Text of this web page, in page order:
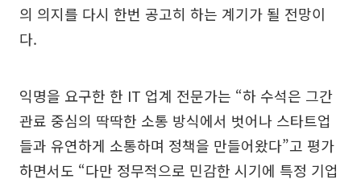
의 의지를 다시 한번 공고히 하는 계기가 될 전망이
다.
익명을 요구한 한 IT 업계 전문가는 “하 수석은 그간
관료 중심의 딱딱한 소통 방식에서 벗어나 스타트업
들과 유연하게 소통하며 정책을 만들어왔다”고 평가
하면서도 “다만 정무적으로 민감한 시기에 특정 기업